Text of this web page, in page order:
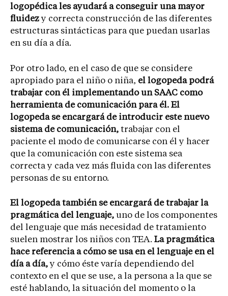
logopédica les ayudará a conseguir una mayor
fluidezy correcta construcción de las diferentes
estructuras sintácticas para que puedan usarlas
en su día a día.
Por otro lado, en el caso de que se considere
apropiado para el niño o niña, el logopeda podrá
trabajar con él implementando un SAAC como
herramienta de comunicación para él. El
logopeda se encargará de introducir este nuevo
sistema de comunicación, trabajar con el
paciente el modo de comunicarse con él y hacer
que la comunicación con este sistema sea
correcta y cada vez más fluida con las diferentes
personas de su entorno.
El logopeda también se encargará de trabajar la
pragmática del lenguaje, uno de los componentes
del lenguaje que más necesidad de tratamiento
suelen mostrar los niños con TEA. La pragmática
hace referencia a cómo se usa en el lenguaje en el
día a día,y cómo éste varía dependiendo del
contexto en el que se use, a la persona a la que se
esté hablando, la situación del momento o la